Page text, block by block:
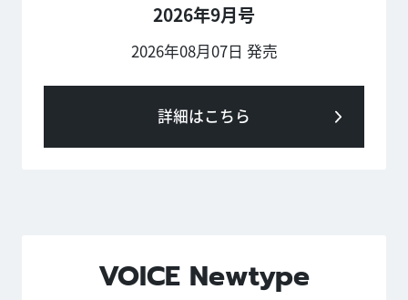
2026年9月号
2026年08月07日 発売
詳細はこちら
VOICE Newtype